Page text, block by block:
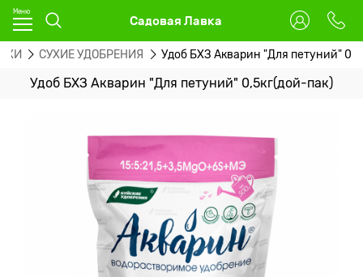
Садовая Лавка
СУХИЕ УДОБРЕНИЯ Удоб БХЗ Акварин "Для петуний"
Удоб БХЗ Акварин "Для петуний" 0,5кг(дой-пак)